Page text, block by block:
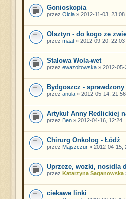
Gonioskopia
przez Olcia» 2012-11-03, 23:08
Olsztyn - do kogo ze
przez maat» 2012-09-20, 22:03
Stalowa Wola-wet
przez ewazoltowska» 2012-05-
Bydgoszcz -
przez anula» 2012-05-14, 21:56
Artykuł Anny Redlickiej
przez Ben» 2012-04-16, 12:24
Chirurg Onkolog - Łódź
przez Majszczur» 2012-04-15,
Uprzeze, wozki, nosidla
przez Katarzyna Saganowska
ciekawe linki